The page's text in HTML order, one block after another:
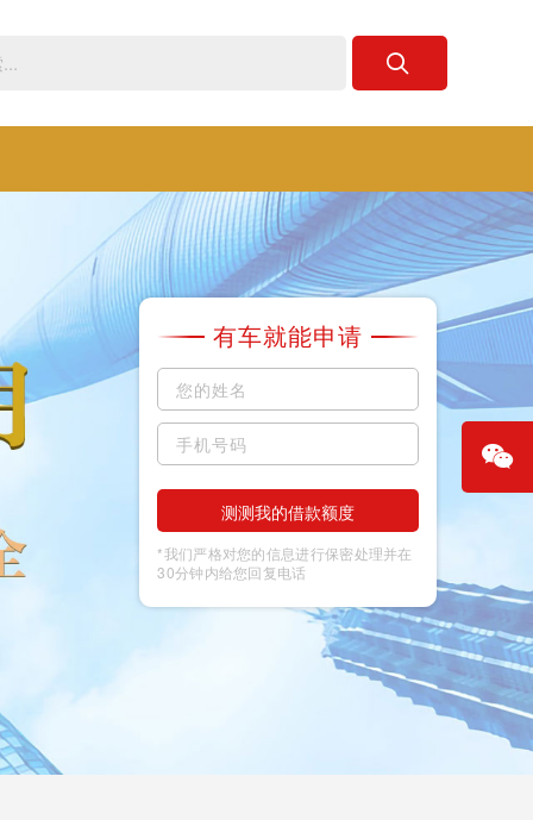
有车就能申请
测测我的借款额度
*我们严格对您的信息进行保密处理并在
30分钟内给您回复电话